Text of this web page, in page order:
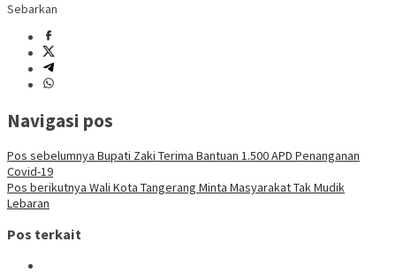
Sebarkan
Navigasi pos
Pos sebelumnya Bupati Zaki Terima Bantuan 1.500 APD Penanganan
Covid-19
Pos berikutnya Wali Kota Tangerang Minta Masyarakat Tak Mudik
Lebaran
Pos terkait